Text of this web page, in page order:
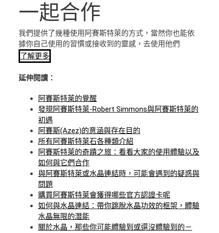
一起合作
我們提供了幾種使用阿賽斯特萊的方式，當然你也能依
據你自己使用的習慣或接收到的靈感，去使用他們
了解更多
延伸閱讀：
阿賽斯特萊的覺醒
發現阿賽斯特萊-Robert Simmons與阿賽斯特萊的
初遇
阿賽斯(Azez)的意涵與存在目的
所有阿賽斯特萊石各種類介紹
阿賽斯特萊的奇蹟之旅：看看大家的使用體驗以及
如何與它們合作
與阿賽斯特萊或水晶連結時，可能會遇到的疑惑與
問題
購買阿賽斯特萊會獲得哪些官方認證卡呢
如何與水晶連結：帶你跳脫水晶功效的框架，體驗
水晶無限的潛能
關於水晶，那些你可能體驗到或還沒體驗到的－